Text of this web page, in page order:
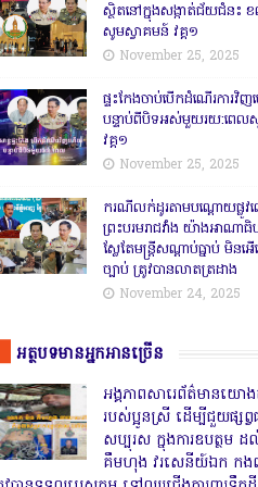
ស្ថិតនៅក្នុងសង្កាត់ជ័យជំនះ
សូមស្វាគមន៍ វគ្គ១
November 25, 2025
ផ្ទះកែងចាប់បើកដំណើរការវិ
បន្ទាប់ពីបិទអស់មួយរយ:ពេល
វគ្គ១
November 25, 2025
ករណីលក់ដូរតាមបណ្តោយផ្លូវ
ព្រះបរមរាជវាំង យ៉ាងអាណា
ស្លែតែមន្ត្រីសណ្តាប់ធ្នាប់ មិនអើ
ច្បាប់ ត្រូវបានលាតត្រដាង
November 24, 2025
អត្ថបទមានអ្នកអានច្រើន
អង្គភាពសារេព័ត៌មានយោង
របស់ប្អូនស្រី ដើម្បីជួយផ្សព្វ
សប្បុរស ក្នុងការឧបត្ថម
គឹមហុង វរសេនីយ៍ឯក ក